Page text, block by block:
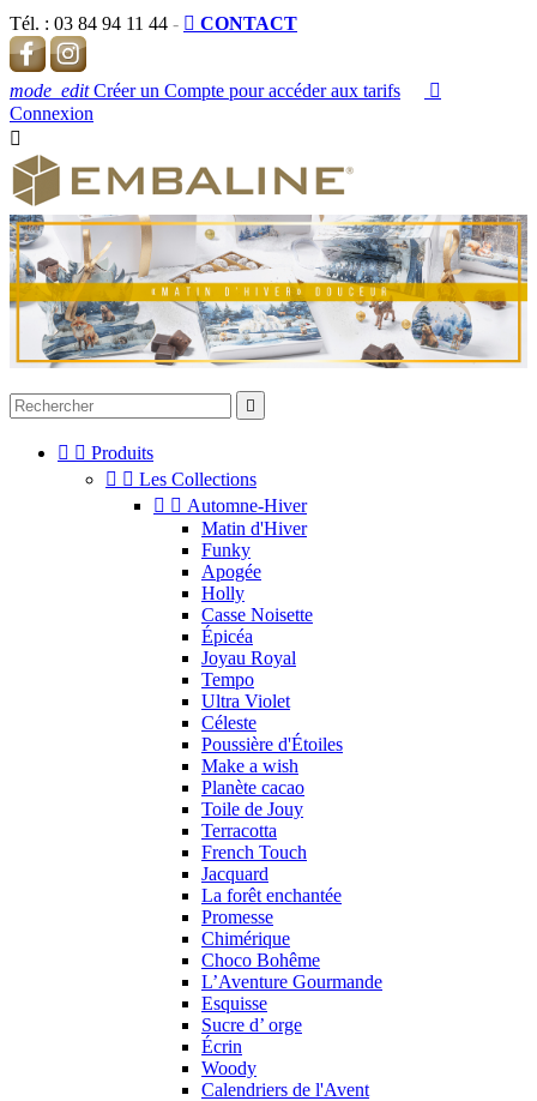
Tél. : 03 84 94 11 44 -  CONTACT
mode_edit Créer un Compte pour accéder aux tarifs

Connexion


  Produits
  Les Collections
  Automne-Hiver
Matin d'Hiver
Funky
Apogée
Holly
Casse Noisette
Épicéa
Joyau Royal
Tempo
Ultra Violet
Céleste
Poussière d'Étoiles
Make a wish
Planète cacao
Toile de Jouy
Terracotta
French Touch
Jacquard
La forêt enchantée
Promesse
Chimérique
Choco Bohême
L’Aventure Gourmande
Esquisse
Sucre d’ orge
Écrin
Woody
Calendriers de l'Avent